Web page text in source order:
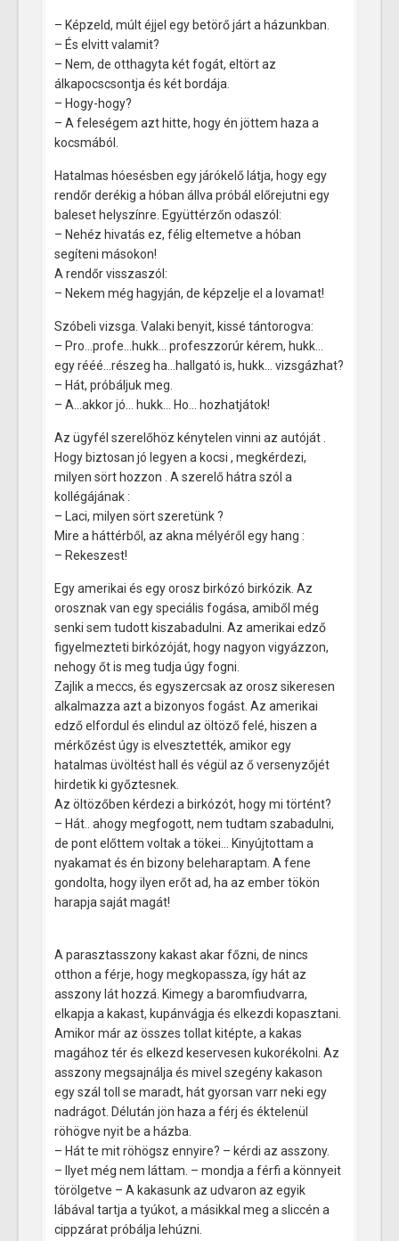
– Képzeld, múlt éjjel egy betörő járt a házunkban.
– És elvitt valamit?
– Nem, de otthagyta két fogát, eltört az
álkapocscsontja és két bordája.
– Hogy-hogy?
– A feleségem azt hitte, hogy én jöttem haza a
kocsmából.
Hatalmas hóesésben egy járókelő látja, hogy egy
rendőr derékig a hóban állva próbál előrejutni egy
baleset helyszínre. Együttérzőn odaszól:
– Nehéz hivatás ez, félig eltemetve a hóban
segíteni másokon!
A rendőr visszaszól:
– Nekem még hagyján, de képzelje el a lovamat!
Szóbeli vizsga. Valaki benyit, kissé tántorogva:
– Pro…profe…hukk… profeszzorúr kérem, hukk…
egy rééé…részeg ha…hallgató is, hukk… vizsgázhat?
– Hát, próbáljuk meg.
– A…akkor jó… hukk… Ho… hozhatjátok!
Az ügyfél szerelőhöz kénytelen vinni az autóját .
Hogy biztosan jó legyen a kocsi , megkérdezi,
milyen sört hozzon . A szerelő hátra szól a
kollégájának :
– Laci, milyen sört szeretünk ?
Mire a háttérből, az akna mélyéről egy hang :
– Rekeszest!
Egy amerikai és egy orosz birkózó birkózik. Az
orosznak van egy speciális fogása, amiből még
senki sem tudott kiszabadulni. Az amerikai edző
figyelmezteti birkózóját, hogy nagyon vigyázzon,
nehogy őt is meg tudja úgy fogni.
Zajlik a meccs, és egyszercsak az orosz sikeresen
alkalmazza azt a bizonyos fogást. Az amerikai
edző elfordul és elindul az öltöző felé, hiszen a
mérkőzést úgy is elvesztették, amikor egy
hatalmas üvöltést hall és végül az ő versenyzőjét
hirdetik ki győztesnek.
Az öltözőben kérdezi a birkózót, hogy mi történt?
– Hát.. ahogy megfogott, nem tudtam szabadulni,
de pont előttem voltak a tökei… Kinyújtottam a
nyakamat és én bizony beleharaptam. A fene
gondolta, hogy ilyen erőt ad, ha az ember tökön
harapja saját magát!
A parasztasszony kakast akar főzni, de nincs
otthon a férje, hogy megkopassza, így hát az
asszony lát hozzá. Kimegy a baromfiudvarra,
elkapja a kakast, kupánvágja és elkezdi kopasztani.
Amikor már az összes tollat kitépte, a kakas
magához tér és elkezd keservesen kukorékolni. Az
asszony megsajnálja és mivel szegény kakason
egy szál toll se maradt, hát gyorsan varr neki egy
nadrágot. Délután jön haza a férj és éktelenül
röhögve nyit be a házba.
– Hát te mit röhögsz ennyire? – kérdi az asszony.
– Ilyet még nem láttam. – mondja a férfi a könnyeit
törölgetve – A kakasunk az udvaron az egyik
lábával tartja a tyúkot, a másikkal meg a sliccén a
cippzárat próbálja lehúzni.